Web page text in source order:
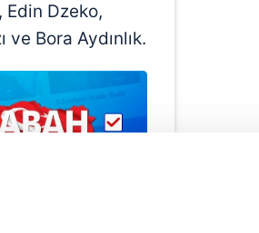
Edin Dzeko,
Bora Aydınlık.